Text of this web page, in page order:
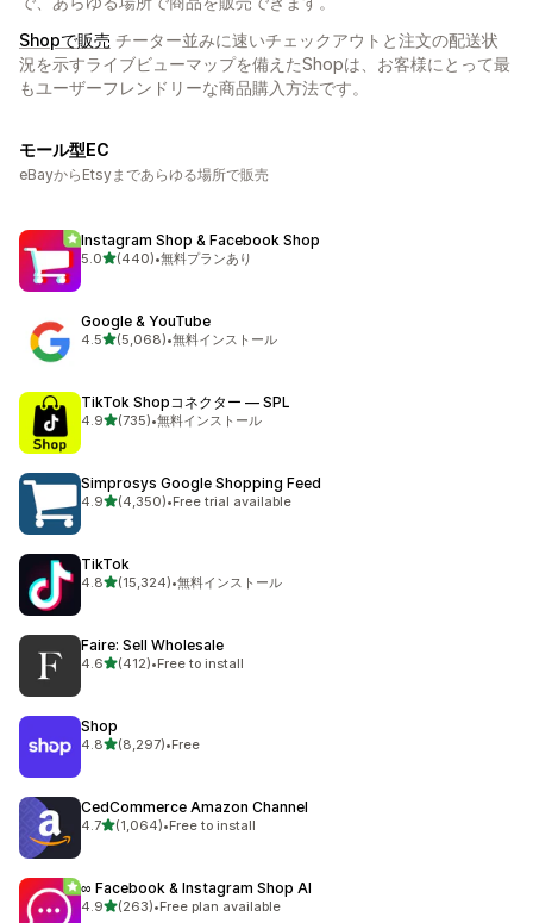
Shopで販売 チーター並みに速いチェックアウトと注文の配送状
況を示すライブビューマップを備えたShopは、お客様にとって最
もユーザーフレンドリーな商品購入方法です。
モール型EC
eBayからEtsyまであらゆる場所で販売
Instagram Shop & Facebook Shop
5.05つ星中
(440)
合計レビュー数：440件
•無料プランあり
Google & YouTube
4.55つ星中
(5,068)
合計レビュー数：5068件
•無料インストール
TikTok Shopコネクター — SPL
4.95つ星中
(735)
合計レビュー数：735件
•無料インストール
Simprosys Google Shopping Feed
4.95つ星中
(4,350)
合計レビュー数：4350件
•Free trial available
TikTok
4.85つ星中
(15,324)
合計レビュー数：15324件
•無料インストール
Faire: Sell Wholesale
4.65つ星中
(412)
合計レビュー数：412件
•Free to install
Shop
4.85つ星中
(8,297)
合計レビュー数：8297件
•Free
CedCommerce Amazon Channel
4.75つ星中
(1,064)
合計レビュー数：1064件
•Free to install
∞ Facebook & Instagram Shop AI
4.95つ星中
(263)
合計レビュー数：263件
•Free plan available